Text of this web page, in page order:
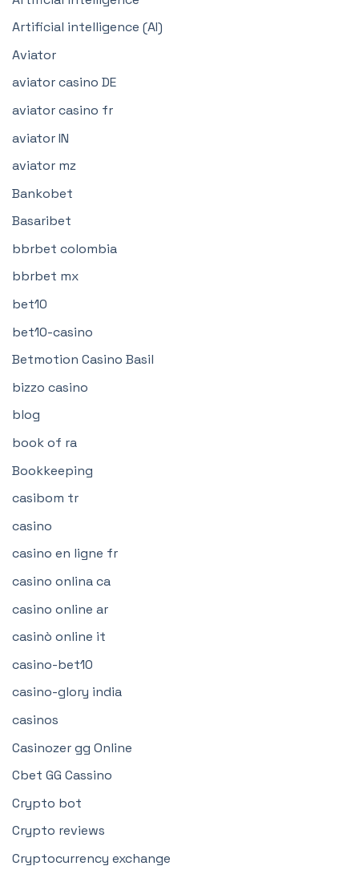
Artificial intelligence (AI)
Aviator
aviator casino DE
aviator casino fr
aviator IN
aviator mz
Bankobet
Basaribet
bbrbet colombia
bbrbet mx
bet10
bet10-casino
Betmotion Casino Basil
bizzo casino
blog
book of ra
Bookkeeping
casibom tr
casino
casino en ligne fr
casino onlina ca
casino online ar
casinò online it
casino-bet10
casino-glory india
casinos
Casinozer gg Online
Cbet GG Cassino
Crypto bot
Crypto reviews
Cryptocurrency exchange